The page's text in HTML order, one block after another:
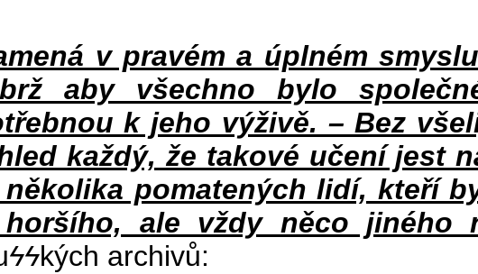
v pravém a úplném
aby všechno bylo
k jeho výživě. – Bez
každý, že takové učení jest
pomatených lidí, kteří
ale vždy něco jiného
ϟϟkých archivů: